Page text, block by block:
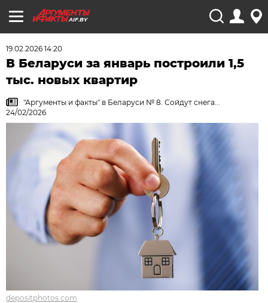
AIF.BY
19.02.2026 14:20
В Беларуси за январь построили 1,5
тыс. новых квартир
"Аргументы и факты" в Беларуси № 8. Сойдут снега...
24/02/2026
depositphotos.com